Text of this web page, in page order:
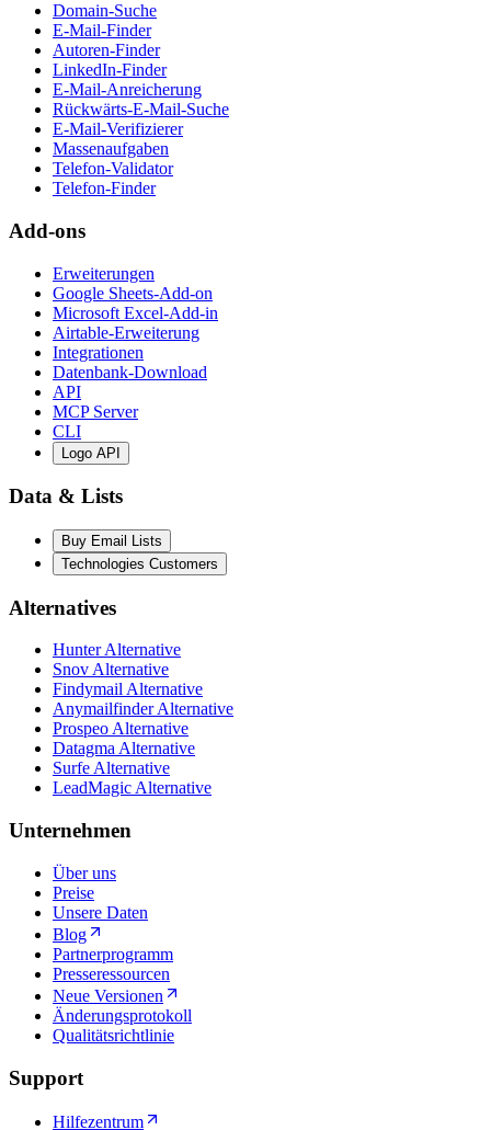
Domain-Suche
E-Mail-Finder
Autoren-Finder
LinkedIn-Finder
E-Mail-Anreicherung
Rückwärts-E-Mail-Suche
E-Mail-Verifizierer
Massenaufgaben
Telefon-Validator
Telefon-Finder
Add-ons
Erweiterungen
Google Sheets-Add-on
Microsoft Excel-Add-in
Airtable-Erweiterung
Integrationen
Datenbank-Download
API
MCP Server
CLI
Logo API
Data & Lists
Buy Email Lists
Technologies Customers
Alternatives
Hunter Alternative
Snov Alternative
Findymail Alternative
Anymailfinder Alternative
Prospeo Alternative
Datagma Alternative
Surfe Alternative
LeadMagic Alternative
Unternehmen
Über uns
Preise
Unsere Daten
Blog
Partnerprogramm
Presseressourcen
Neue Versionen
Änderungsprotokoll
Qualitätsrichtlinie
Support
Hilfezentrum